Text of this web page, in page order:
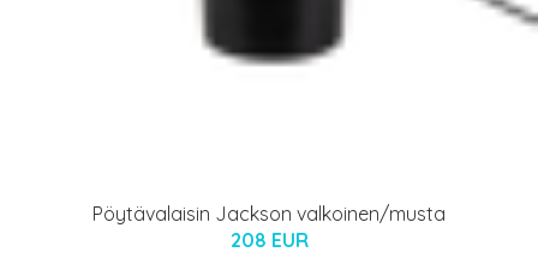
Pöytävalaisin Jackson valkoinen/musta
208 EUR